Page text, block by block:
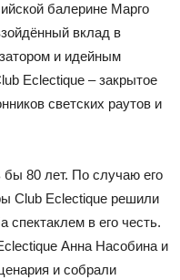
балерине Марго
вклад в
и идейным
Eclectique – закрытое
светских раутов и
80 лет. По случаю его
Club Eclectique решили
спектаклем в его честь.
Анна Насобина и
и собрали